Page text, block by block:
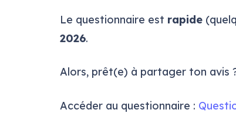
Le questionnaire est rapide
2026.
Alors, prêt(e) à partager ton avis
Accéder au questionnaire :